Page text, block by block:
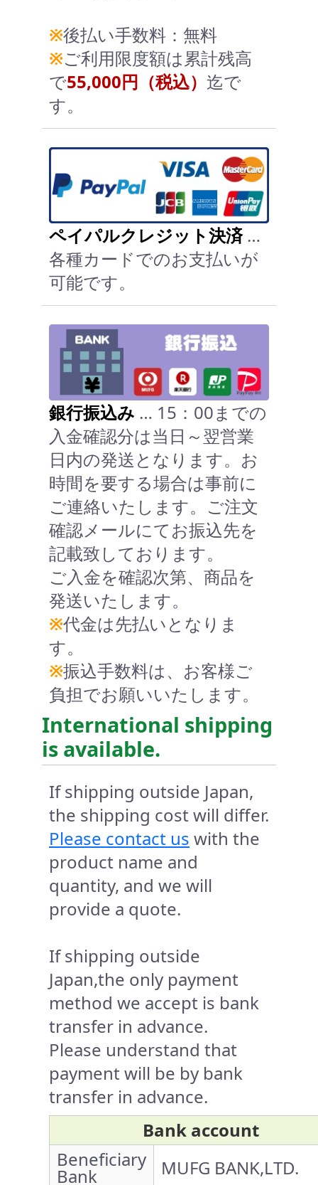
※後払い手数料：無料
※ご利用限度額は累計残高
で55,000円（税込） 迄で
す。
ペイパルクレジット決済…
各種カードでのお支払いが
可能です。
銀行振込み … 15：00までの
入金確認分は当日～翌営業
日内の発送となります。お
時間を要する場合は事前に
ご連絡いたします。ご注文
確認メールにてお振込先を
記載致しております。
ご入金を確認次第、商品を
発送いたします。
※代金は先払いとなりま
す。
※振込手数料は、お客様ご
負担でお願いいたします。
International shipping
is available.
If shipping outside Japan,
the shipping cost will differ.
Please contact us with the
product name and
quantity, and we will
provide a quote.
If shipping outside
Japan,the only payment
method we accept is bank
transfer in advance.
Please understand that
payment will be by bank
transfer in advance.
Bank account
Beneficiary
Bank MUFG BANK,LTD.